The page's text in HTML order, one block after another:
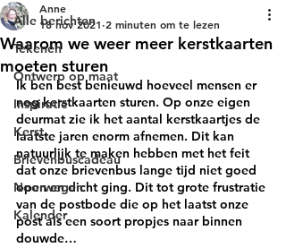
Alle berichten
Tekenen
Ontwerp op maat
Inspiratie
Kerst
Brievenbuscadeau
Noorwegen
Kalender
Waarom we weer meer kerstkaarten
moeten sturen
Anne
18 nov 2021 2 minuten om te lezen
Ik ben best benieuwd hoeveel mensen er
nog kerstkaarten sturen. Op onze eigen
deurmat zie ik het aantal kerstkaartjes de
laatste jaren enorm afnemen. Dit kan
natuurlijk te maken hebben met het feit
dat onze brievenbus lange tijd niet goed
open en dicht ging. Dit tot grote frustratie
van de postbode die op het laatst onze
post als een soort propjes naar binnen
douwde…